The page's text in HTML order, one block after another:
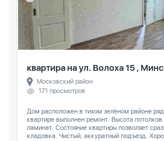
квартира на ул. Волоха 15 ,
Московский район
171 просмотров
Дом расположен в тихом зелёном районе
квартире выполнен ремонт. Высота
ламинат. Состояние квартиры позволяет
кладовка. Чистый, аккуратный подъезд.